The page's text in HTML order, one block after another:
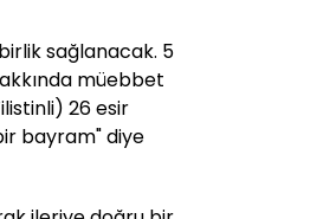
sağlanacak. 5
müebbet
26 esir
bayram" diye